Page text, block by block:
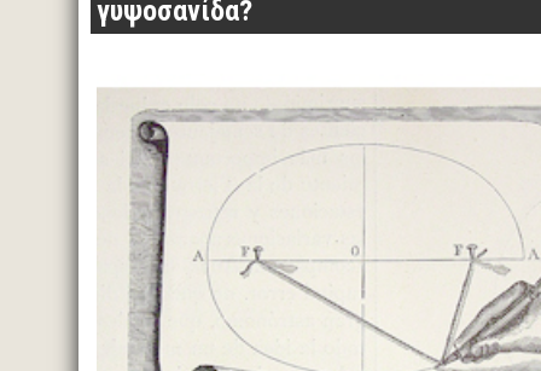
γυψοσανίδα?